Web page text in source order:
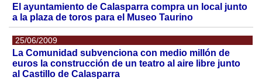
El ayuntamiento de Calasparra compra un local junto
a la plaza de toros para el Museo Taurino
25/06/2009
La Comunidad subvenciona con medio millón de
euros la construcción de un teatro al aire libre junto
al Castillo de Calasparra